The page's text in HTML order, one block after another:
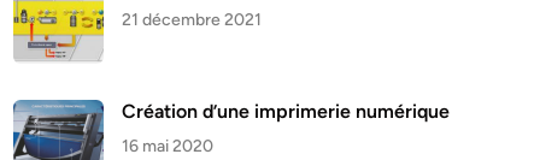
21 décembre 2021
Création d’une imprimerie numérique
16 mai 2020